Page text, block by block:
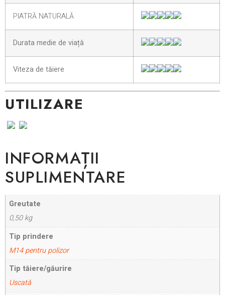
PIATRĂ NATURALĂ
Durata medie de viață
Viteza de tăiere
UTILIZARE
INFORMAȚII
SUPLIMENTARE
Greutate
0,50 kg
Tip prindere
M14 pentru polizor
Tip tăiere/găurire
Uscată